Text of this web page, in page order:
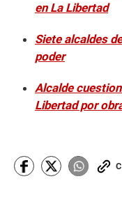
en La Libertad
Siete alcaldes
poder
Alcalde
Libertad por